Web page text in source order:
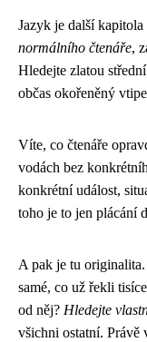
Jazyk je další kapitola
normálního čtenáře,
Hledejte zlatou
občas okořeněný
Víte, co čtenáře
vodách bez
konkrétní událost,
toho je to jen plácání
A pak je tu
samé, co už řekli
od něj? Hledejte
všichni ostatní. Právě